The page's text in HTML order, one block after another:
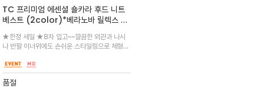
TC 프리미엄 에센셜 숄카라 후드 니트
베스트 (2color)*베라노바 릴렉스 무
스러운 외관의 울 니트 베스트
★한정 세일 ★8차 입고~~깔끔한 외관과 나시
나 반팔 이너위에도 손쉬운 스타일링으로 체형을
버 숄더로 체형커버는 물론 릴렉스한 무드가 돋
보이는 여밈이 따로 없는 오픈 타입
품절